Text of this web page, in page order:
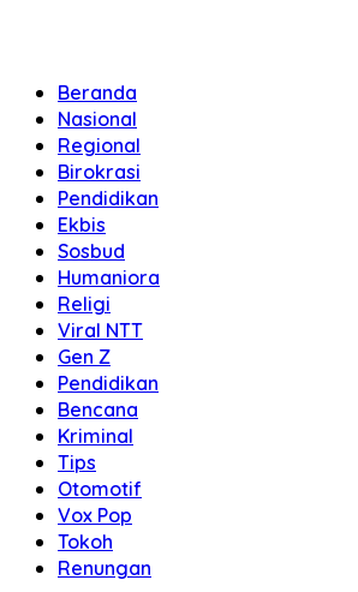
Beranda
Nasional
Regional
Birokrasi
Pendidikan
Ekbis
Sosbud
Humaniora
Religi
Viral NTT
Gen Z
Pendidikan
Bencana
Kriminal
Tips
Otomotif
Vox Pop
Tokoh
Renungan